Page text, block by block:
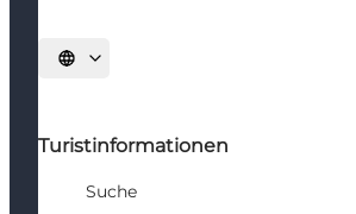
Sprache auswählen
Turistinformationen
Suche